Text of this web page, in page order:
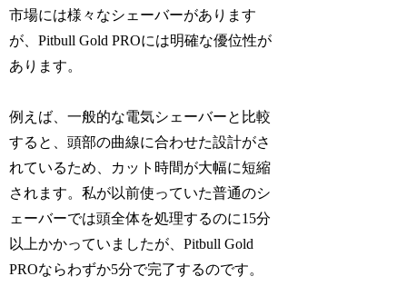
市場には様々なシェーバーがあります
が、Pitbull Gold PROには明確な優位性が
あります。
例えば、一般的な電気シェーバーと比較
すると、頭部の曲線に合わせた設計がさ
れているため、カット時間が大幅に短縮
されます。私が以前使っていた普通のシ
ェーバーでは頭全体を処理するのに15分
以上かかっていましたが、Pitbull Gold
PROならわずか5分で完了するのです。